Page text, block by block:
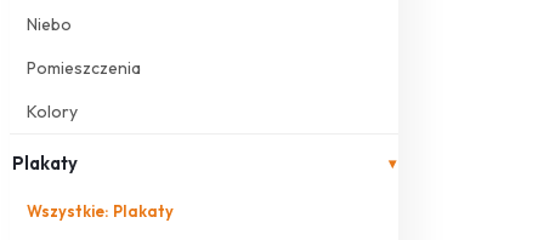
Niebo
Pomieszczenia
Kolory
Plakaty ▾
Wszystkie: Plakaty